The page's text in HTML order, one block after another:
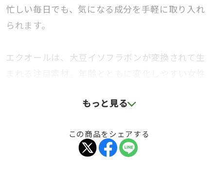
忙しい毎日でも、気になる成分を手軽に取り入れ
られます。
エクオールは、大豆イソフラボンが変換されて生
さらに、大豆胚芽抽出物(イソフラボン含有)をプラ
もっと見る
この商品をシェアする